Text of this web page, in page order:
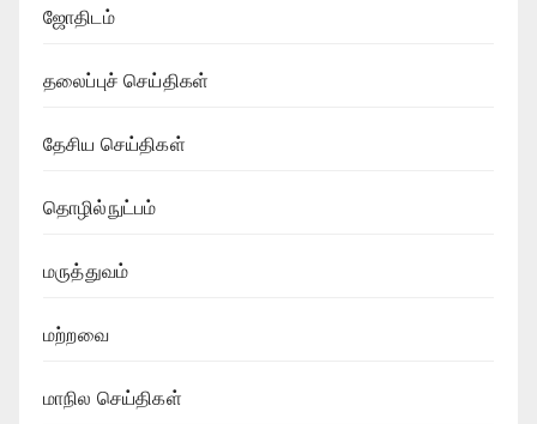
ஜோதிடம்
தலைப்புச் செய்திகள்
தேசிய செய்திகள்
தொழில்நுட்பம்
மருத்துவம்
மற்றவை
மாநில செய்திகள்